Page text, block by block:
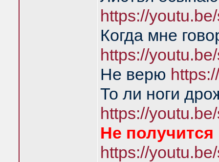
https://
Когда мне
https://
Не верю
То ли ноги
https://
Не получится
https://